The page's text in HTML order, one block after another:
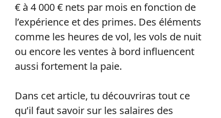
€ à 4 000 € nets par mois en fonction de
l’expérience et des primes. Des éléments
comme les heures de vol, les vols de nuit
ou encore les ventes à bord influencent
aussi fortement la paie.
Dans cet article, tu découvriras tout ce
qu’il faut savoir sur les salaires des